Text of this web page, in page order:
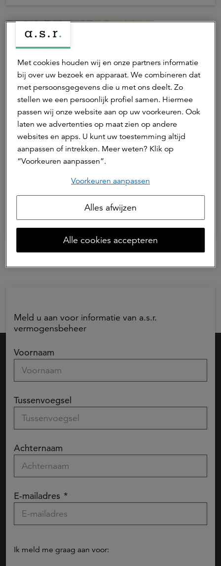
22 juni 2026 | 1 min. leestijd
ESG in de praktijk: science based
targets
a.s.r. laat haar klimaatdoelen valideren door het Science
hetzelfde te doen. SBTi geeft een kader om voortgang te
Claar van den Bergh
Meld u aan voor informatie van a.s.r.
vermogensbeheer
Voornaam
Tussenvoegsel
Achternaam
E-mailadres
Ik meld me graag aan voor:
Met cookies houden wij en onze partners informatie
bij over uw bezoek en apparaat. We combineren dat
met persoonsgegevens die u met ons deelt. Zo
stellen we een persoonlijk profiel samen. Hiermee
passen wij onze website aan op uw voorkeuren. Ook
laten we advertenties op maat zien op andere
websites en apps. U kunt uw toestemming altijd
aanpassen of intrekken. Meer weten? Klik op
“Voorkeuren aanpassen”.
Voorkeuren aanpassen
Alles afwijzen
Alle cookies accepteren